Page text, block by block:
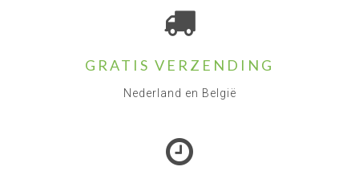
GRATIS VERZENDING
Nederland en België